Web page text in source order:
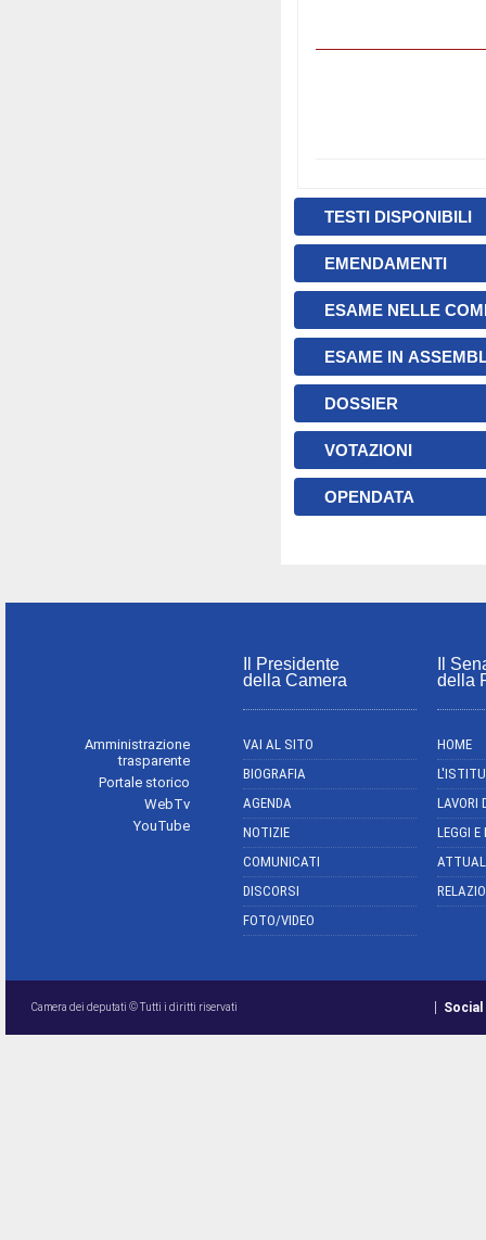
TESTI DISPONIBILI
EMENDAMENTI
ESAME NELLE
ESAME IN
DOSSIER
VOTAZIONI
OPENDATA
Amministrazione
trasparente
Portale storico
WebTv
YouTube
Il Presidente
della Camera
VAI AL SITO
BIOGRAFIA
AGENDA
NOTIZIE
COMUNICATI
DISCORSI
FOTO/VIDEO
Il
della
HOME
LAVORI
LEGGI
Camera dei deputati © Tutti i diritti riservati Social